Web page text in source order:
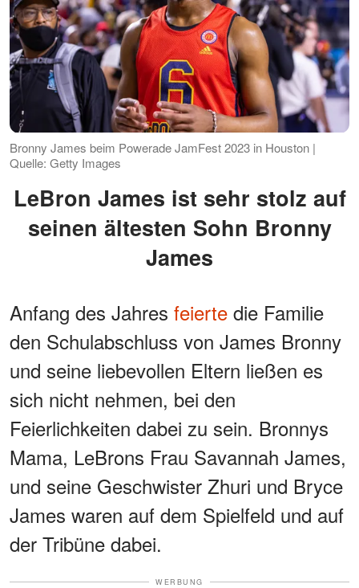
Bronny James beim Powerade JamFest 2023 in Houston |
Quelle: Getty Images
LeBron James ist sehr stolz auf
seinen ältesten Sohn Bronny
James
Anfang des Jahres feierte die Familie
den Schulabschluss von James Bronny
und seine liebevollen Eltern ließen es
sich nicht nehmen, bei den
Feierlichkeiten dabei zu sein. Bronnys
Mama, LeBrons Frau Savannah James,
und seine Geschwister Zhuri und Bryce
James waren auf dem Spielfeld und auf
der Tribüne dabei.
WERBUNG